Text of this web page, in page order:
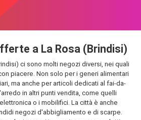
a La Rosa (Brindisi)
ci sono molti negozi diversi, nei quali
piacere. Non solo per i generi alimentari
ma anche per articoli dedicati al fai-da-
in altri punti vendita, come quelli
o i mobilifici. La città è anche
negozi d'abbigliamento e di scarpe.